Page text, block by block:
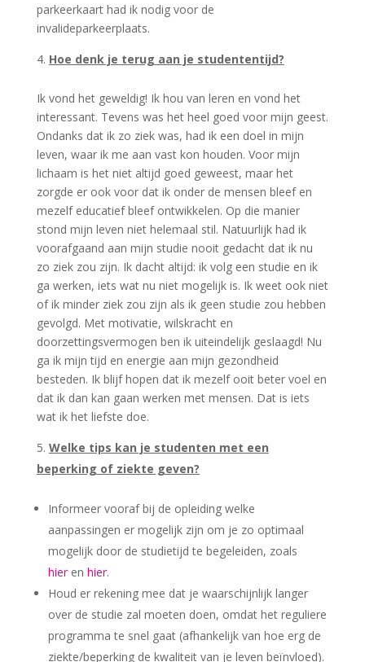
parkeerkaart had ik nodig voor de
invalideparkeerplaats.
Hoe denk je terug aan je studententijd?
Ik vond het geweldig! Ik hou van leren en vond het
interessant. Tevens was het heel goed voor mijn geest.
Ondanks dat ik zo ziek was, had ik een doel in mijn
leven, waar ik me aan vast kon houden. Voor mijn
lichaam is het niet altijd goed geweest, maar het
zorgde er ook voor dat ik onder de mensen bleef en
mezelf educatief bleef ontwikkelen. Op die manier
stond mijn leven niet helemaal stil. Natuurlijk had ik
voorafgaand aan mijn studie nooit gedacht dat ik nu
zo ziek zou zijn. Ik dacht altijd: ik volg een studie en ik
ga werken, iets wat nu niet mogelijk is. Ik weet ook niet
of ik minder ziek zou zijn als ik geen studie zou hebben
gevolgd. Met motivatie, wilskracht en
doorzettingsvermogen ben ik uiteindelijk geslaagd! Nu
ga ik mijn tijd en energie aan mijn gezondheid
besteden. Ik blijf hopen dat ik mezelf ooit beter voel en
dat ik dan kan gaan werken met mensen. Dat is iets
wat ik het liefste doe.
Welke tips kan je studenten met een
beperking of ziekte geven?
Informeer vooraf bij de opleiding welke
aanpassingen er mogelijk zijn om je zo optimaal
mogelijk door de studietijd te begeleiden, zoals
hieren hier.
Houd er rekening mee dat je waarschijnlijk langer
over de studie zal moeten doen, omdat het reguliere
programma te snel gaat (afhankelijk van hoe erg de
ziekte/beperking de kwaliteit van je leven beïnvloed).